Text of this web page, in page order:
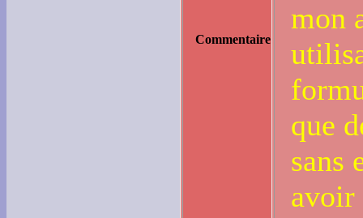
Commentaire
mon
que
sans
avoir